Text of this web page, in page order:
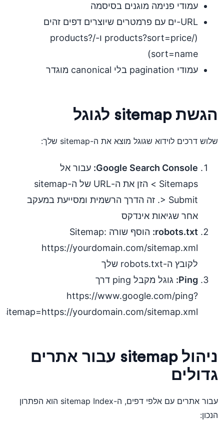
עמודי פנימה מוגנים בסיסמה
URL-ים עם פרמטרים שיוצרים דפים זהים
(/products?sort=price ו-/products?
sort=name)
עמודי pagination בלי canonical מוגדר
הגשת sitemap לגוגל
שלוש דרכים לוידוא שגוגל מוצא את ה-sitemap שלך:
Google Search Console: עבור אל
Sitemaps > הזן את ה-URL של ה-sitemap
> Submit. זה הדרך הרשמית ומסייעת במעקב
אחר שגיאות אינדקס
robots.txt:
הוסף שורה Sitemap:
https://yourdomain.com/sitemap.xml
לקובץ ה-robots.txt שלך
Ping:
גוגל מקבל ping דרך
https://www.google.com/ping?
sitemap=https://yourdomain.com/sitemap.xml
ניהול sitemap עבור אתרים
גדולים
עבור אתרים עם אלפי דפים, ה-sitemap Index הוא הפתרון
הנכון: